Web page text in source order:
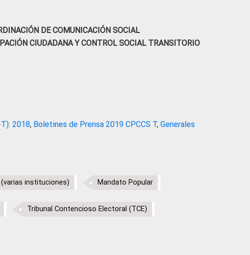
DE COMUNICACIÓN SOCIAL
CIUDADANA Y CONTROL SOCIAL TRANSITORIO
2018, Boletines de Prensa 2019 CPCCS T, Generales
instituciones) Mandato Popular
Tribunal Contencioso Electoral (TCE)